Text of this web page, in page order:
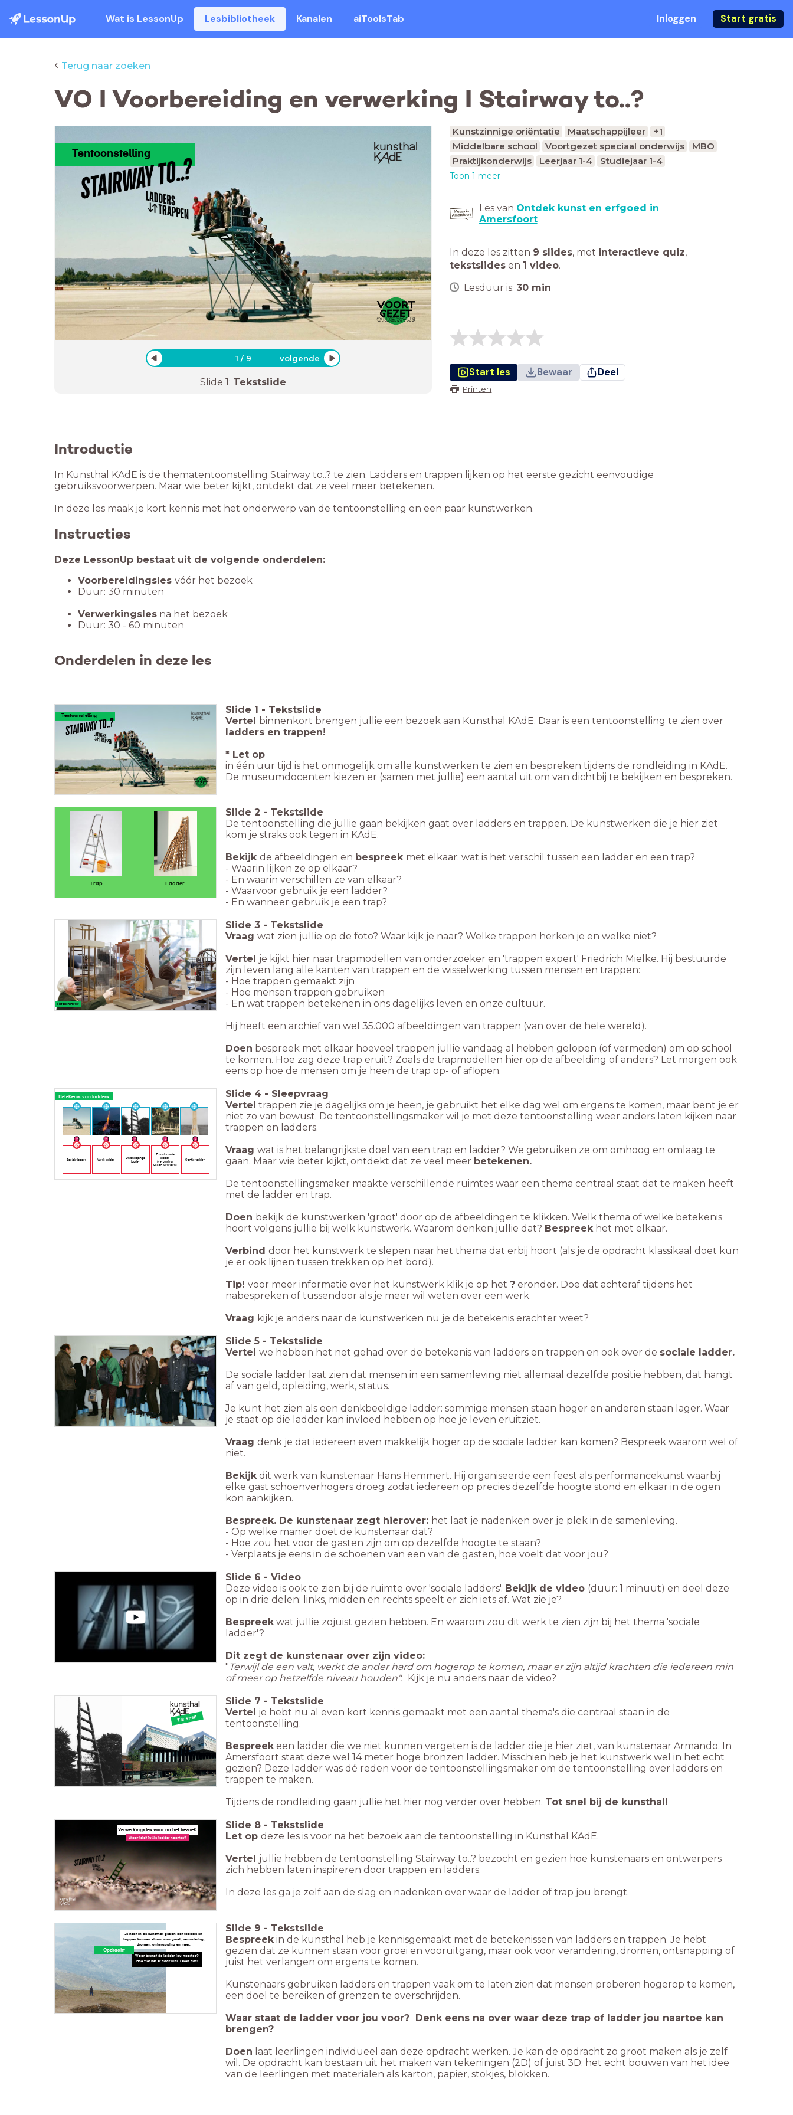
Wat is LessonUp Lesbibliotheek Kanalen aiToolsTab Inloggen Start gratis
‹ Terug naar zoeken
VO I Voorbereiding en verwerking I Stairway to..?
Tentoonstelling
1 / 9 volgende
Slide 1: Tekstslide
Kunstzinnige oriëntatie Maatschappijleer
+1
Middelbare school
Voortgezet speciaal onderwijs
MBO
Praktijkonderwijs
Leerjaar 1-4 Studiejaar 1-4
Toon 1 meer
Les van Ontdek kunst en erfgoed in
Amersfoort
In deze les zitten 9 slides, met interactieve quiz,
tekstslides en 1 video.
Lesduur is: 30 min
Start les Bewaar Deel
Printen
Introductie
In Kunsthal KAdE is de thematentoonstelling Stairway to..? te zien. Ladders en trappen lijken op het eerste gezicht eenvoudige
gebruiksvoorwerpen. Maar wie beter kijkt, ontdekt dat ze veel meer betekenen.
In deze les maak je kort kennis met het onderwerp van de tentoonstelling en een paar kunstwerken.
Instructies
Deze LessonUp bestaat uit de volgende onderdelen:
Voorbereidingsles vóór het bezoek
Duur: 30 minuten
Verwerkingsles na het bezoek
Duur: 30 - 60 minuten
Onderdelen in deze les
Tentoonstelling
Slide 1 - Tekstslide
Vertel binnenkort brengen jullie een bezoek aan Kunsthal KAdE. Daar is een tentoonstelling te zien over
ladders en trappen!
* Let op
in één uur tijd is het onmogelijk om alle kunstwerken te zien en bespreken tijdens de rondleiding in KAdE.
De museumdocenten kiezen er (samen met jullie) een aantal uit om van dichtbij te bekijken en bespreken.
Trap Ladder
Slide 2 - Tekstslide
De tentoonstelling die jullie gaan bekijken gaat over ladders en trappen. De kunstwerken die je hier ziet
kom je straks ook tegen in KAdE.
Bekijk de afbeeldingen en bespreek met elkaar: wat is het verschil tussen een ladder en een trap?
- Waarin lijken ze op elkaar?
- En waarin verschillen ze van elkaar?
- Waarvoor gebruik je een ladder?
- En wanneer gebruik je een trap?
Friedrich Mielke
Slide 3 - Tekstslide
Vraag wat zien jullie op de foto? Waar kijk je naar? Welke trappen herken je en welke niet?
Vertel je kijkt hier naar trapmodellen van onderzoeker en 'trappen expert' Friedrich Mielke. Hij bestuurde
zijn leven lang alle kanten van trappen en de wisselwerking tussen mensen en trappen:
- Hoe trappen gemaakt zijn
- Hoe mensen trappen gebruiken
- En wat trappen betekenen in ons dagelijks leven en onze cultuur.
Hij heeft een archief van wel 35.000 afbeeldingen van trappen (van over de hele wereld).
Doen bespreek met elkaar hoeveel trappen jullie vandaag al hebben gelopen (of vermeden) om op school
te komen. Hoe zag deze trap eruit? Zoals de trapmodellen hier op de afbeelding of anders? Let morgen ook
eens op hoe de mensen om je heen de trap op- of aflopen.
Betekenis van ladders
Sociale ladder Werk ladder
Transformatie
ladder
(verbinding
tussen werelden)
Ontsnappings
ladder
Conflict ladder
Slide 4 - Sleepvraag
Vertel trappen zie je dagelijks om je heen, je gebruikt het elke dag wel om ergens te komen, maar bent je er
niet zo van bewust. De tentoonstellingsmaker wil je met deze tentoonstelling weer anders laten kijken naar
trappen en ladders.
Vraag wat is het belangrijkste doel van een trap en ladder? We gebruiken ze om omhoog en omlaag te
gaan. Maar wie beter kijkt, ontdekt dat ze veel meer betekenen.
De tentoonstellingsmaker maakte verschillende ruimtes waar een thema centraal staat dat te maken heeft
met de ladder en trap.
Doen bekijk de kunstwerken 'groot' door op de afbeeldingen te klikken. Welk thema of welke betekenis
hoort volgens jullie bij welk kunstwerk. Waarom denken jullie dat? Bespreekhet met elkaar.
Verbind door het kunstwerk te slepen naar het thema dat erbij hoort (als je de opdracht klassikaal doet kun
je er ook lijnen tussen trekken op het bord).
Tip! voor meer informatie over het kunstwerk klik je op het ? eronder. Doe dat achteraf tijdens het
nabespreken of tussendoor als je meer wil weten over een werk.
Vraag kijk je anders naar de kunstwerken nu je de betekenis erachter weet?
Slide 5 - Tekstslide
Vertel we hebben het net gehad over de betekenis van ladders en trappen en ook over de sociale ladder.
De sociale ladder laat zien dat mensen in een samenleving niet allemaal dezelfde positie hebben, dat hangt
af van geld, opleiding, werk, status.
Je kunt het zien als een denkbeeldige ladder: sommige mensen staan hoger en anderen staan lager. Waar
je staat op die ladder kan invloed hebben op hoe je leven eruitziet.
Vraag denk je dat iedereen even makkelijk hoger op de sociale ladder kan komen? Bespreek waarom wel of
niet.
Bekijkdit werk van kunstenaar Hans Hemmert. Hij organiseerde een feest als performancekunst waarbij
elke gast schoenverhogers droeg zodat iedereen op precies dezelfde hoogte stond en elkaar in de ogen
kon aankijken.
Bespreek. De kunstenaar zegt hierover: het laat je nadenken over je plek in de samenleving.
- Op welke manier doet de kunstenaar dat?
- Hoe zou het voor de gasten zijn om op dezelfde hoogte te staan?
- Verplaats je eens in de schoenen van een van de gasten, hoe voelt dat voor jou?
Slide 6 - Video
Deze video is ook te zien bij de ruimte over 'sociale ladders'. Bekijk de video (duur: 1 minuut) en deel deze
op in drie delen: links, midden en rechts speelt er zich iets af. Wat zie je?
Bespreekwat jullie zojuist gezien hebben. En waarom zou dit werk te zien zijn bij het thema 'sociale
ladder'?
Dit zegt de kunstenaar over zijn video:
"Terwijl de een valt, werkt de ander hard om hogerop te komen, maar er zijn altijd krachten die iedereen min
of meer op hetzelfde niveau houden".
Kijk je nu anders naar de video?
Tot snel!
Slide 7 - Tekstslide
Vertel je hebt nu al even kort kennis gemaakt met een aantal thema's die centraal staan in de
tentoonstelling.
Bespreekeen ladder die we niet kunnen vergeten is de ladder die je hier ziet, van kunstenaar Armando. In
Amersfoort staat deze wel 14 meter hoge bronzen ladder. Misschien heb je het kunstwerk wel in het echt
gezien? Deze ladder was dé reden voor de tentoonstellingsmaker om de tentoonstelling over ladders en
trappen te maken.
Tijdens de rondleiding gaan jullie het hier nog verder over hebben. Tot snel bij de kunsthal!
Verwerkingsles voor ná het bezoek
Waar leidt jullie ladder naartoe?
Slide 8 - Tekstslide
Let op deze les is voor na het bezoek aan de tentoonstelling in Kunsthal KAdE.
Vertel jullie hebben de tentoonstelling Stairway to..? bezocht en gezien hoe kunstenaars en ontwerpers
zich hebben laten inspireren door trappen en ladders.
In deze les ga je zelf aan de slag en nadenken over waar de ladder of trap jou brengt.
Waar brengt de ladder jou naartoe?
Hoe ziet het er daar uit? Teken dat!
Je hebt in de kunsthal gezien dat ladders en
trappen kunnen staan voor groei, verandering,
dromen, ontsnapping en meer.
Opdracht
Slide 9 - Tekstslide
Bespreekin de kunsthal heb je kennisgemaakt met de betekenissen van ladders en trappen. Je hebt
gezien dat ze kunnen staan voor groei en vooruitgang, maar ook voor verandering, dromen, ontsnapping of
juist het verlangen om ergens te komen.
Kunstenaars gebruiken ladders en trappen vaak om te laten zien dat mensen proberen hogerop te komen,
een doel te bereiken of grenzen te overschrijden.
Waar staat de ladder voor jou voor? Denk eens na over waar deze trap of ladder jou naartoe kan
brengen?
Doen laat leerlingen individueel aan deze opdracht werken. Je kan de opdracht zo groot maken als je zelf
wil. De opdracht kan bestaan uit het maken van tekeningen (2D) of juist 3D: het echt bouwen van het idee
van de leerlingen met materialen als karton, papier, stokjes, blokken.